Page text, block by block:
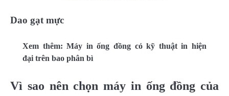
Dao gạt mực
Xem thêm: Máy in ống đồng có kỹ thuật in hiện
đại trên bao phân bì
Vì sao nên chọn máy in ống đồng của